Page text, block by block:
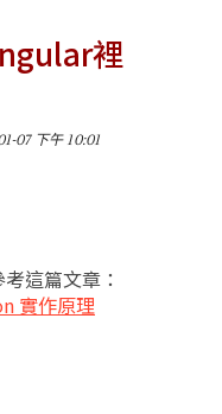
裡
07 下午 10:01
這篇文章：
實作原理